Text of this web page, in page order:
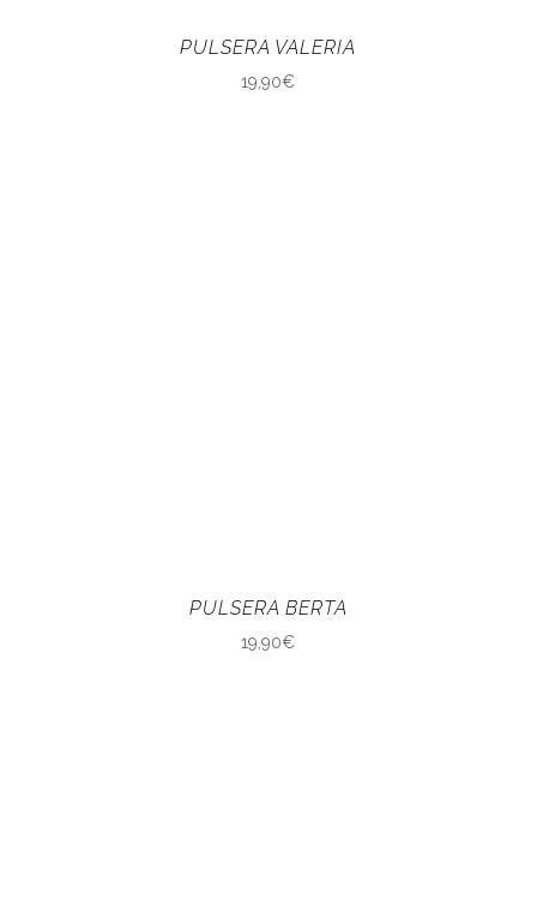
PULSERA VALERIA
19,90€
PULSERA BERTA
19,90€